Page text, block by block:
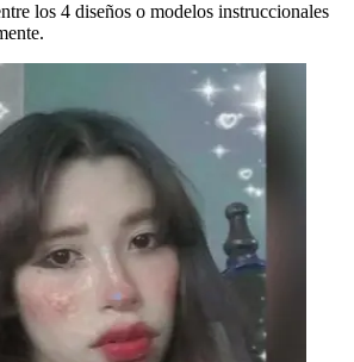
los 4 diseños o modelos instruccionales